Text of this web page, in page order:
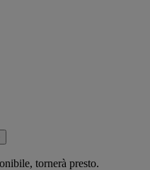
tornerà presto.